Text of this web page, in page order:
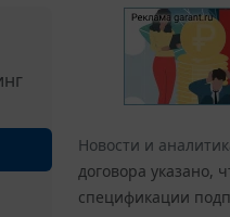
Новости и
договора указано,
спецификации